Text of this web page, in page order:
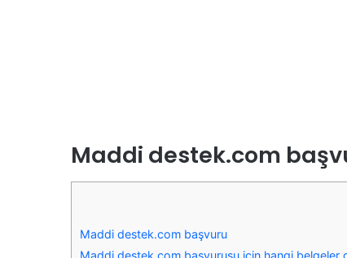
Maddi destek.com
Maddi destek.com başvuru